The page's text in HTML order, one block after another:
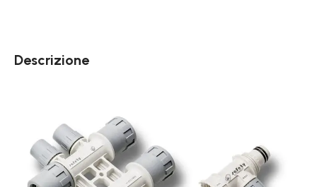
Descrizione